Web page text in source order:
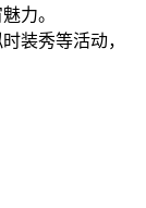
力。
装秀等活动，